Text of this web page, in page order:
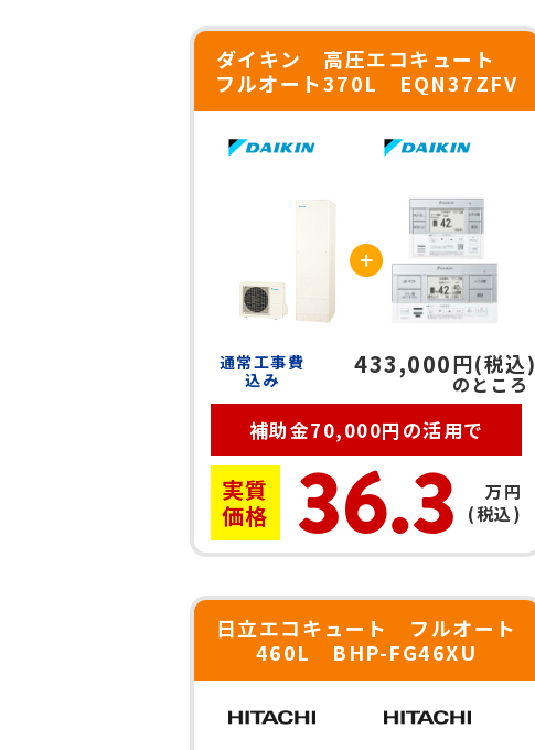
ダイキン 高圧エコキュート
フルオート370L EQN37ZFV
通常工事費
込み
433,000円(税込)
のところ
補助金70,000円の活用で
実質
価格
36.3
万円
(税込)
日立エコキュート フルオート
460L BHP-FG46XU